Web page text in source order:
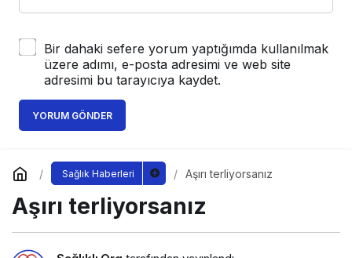
Bir dahaki sefere yorum yaptığımda kullanılmak
üzere adımı, e-posta adresimi ve web site
adresimi bu tarayıcıya kaydet.
YORUM GÖNDER
Sağlık Haberleri Aşırı terliyorsanız
Aşırı terliyorsanız